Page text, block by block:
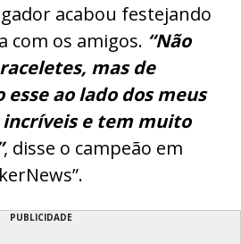
acabou festejando
com os amigos. “Não
mas de
ao lado dos meus
incríveis e tem muito
, disse o campeão em
PUBLICIDADE